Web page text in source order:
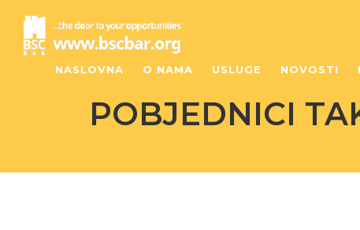
NASLOVNA O NAMA USLUGE NOVOSTI
POBJEDNICI